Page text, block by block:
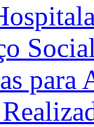
Social
para